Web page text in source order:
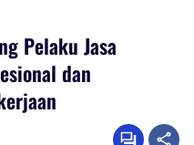
Pelaku Jasa
dan